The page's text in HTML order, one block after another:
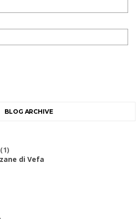
BLOG ARCHIVE
(1)
di Vefa